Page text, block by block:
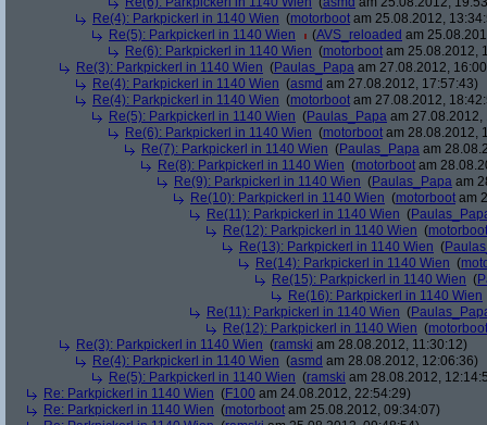
Re(4): Parkpickerl in 1140 Wien (motorboot am 25.08.2012,
Re(5): Parkpickerl in 1140 Wien
(AVS_reloaded am
Re(6): Parkpickerl in 1140 Wien (motorboot am 25.08.2012,
Re(3): Parkpickerl in 1140 Wien (Paulas_Papa am 27.08.2012,
Re(4): Parkpickerl in 1140 Wien (asmd am 27.08.2012, 17:57:43)
Re(4): Parkpickerl in 1140 Wien (motorboot am 27.08.2012,
Re(5): Parkpickerl in 1140 Wien (Paulas_Papa am 27.08.2012,
Re(6): Parkpickerl in 1140 Wien (motorboot am 28.08.2012,
Re(7): Parkpickerl in 1140 Wien (Paulas_Papa am
Re(8): Parkpickerl in 1140 Wien (motorboot am
Re(9): Parkpickerl in 1140 Wien (Paulas_Papa am
Re(10): Parkpickerl in 1140 Wien (motorboot am
Re(11): Parkpickerl in 1140 Wien (
Re(12): Parkpickerl in 1140 Wien (motorboot
Re(13): Parkpickerl in 1140 Wien (
Re(14): Parkpickerl in 1140 Wien (
Re(15): Parkpickerl in 1140 Wien (
Re(16): Parkpickerl in 1140 Wien
Re(11): Parkpickerl in 1140 Wien (
Re(12): Parkpickerl in 1140 Wien (motorboot
Re(3): Parkpickerl in 1140 Wien (ramski am 28.08.2012, 11:30:12)
Re(4): Parkpickerl in 1140 Wien (asmd am 28.08.2012, 12:06:36)
Re(5): Parkpickerl in 1140 Wien (ramski am 28.08.2012,
Re: Parkpickerl in 1140 Wien (F100 am 24.08.2012, 22:54:29)
Re: Parkpickerl in 1140 Wien (motorboot am 25.08.2012, 09:34:07)